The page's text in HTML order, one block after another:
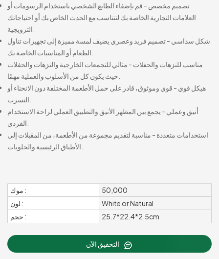
تصميم مخصص - قم بإضفاء الطابع الشخصي باستخدام الرسومات أو
العلامات التجارية الخاصة بك لتتناسب مع الحدث الخاص بك أو احتياجاتك
شكل سداسي - تصميم فريد وعصري يضيف لمسة مميزة إلى تجهيزات تناول
مناسب للنزهات والحفلات - مثالي للتجمعات الخارجية والنزهات والحفلات
هيكل قوي - قوي وموثوق، قادر على حمل الأطعمة المختلفة دون الانحناء أو
أنيق وعملي - يجمع بين المظهر الأنيق والتطبيق العملي لراحة الاستخدام
استخدامات متعددة - مناسبة لتقديم مجموعة من الأطعمة، من المقبلات إلى
موك :
50,000
لون :
White or Natural
حجم :
25.7*22.4*2.5cm